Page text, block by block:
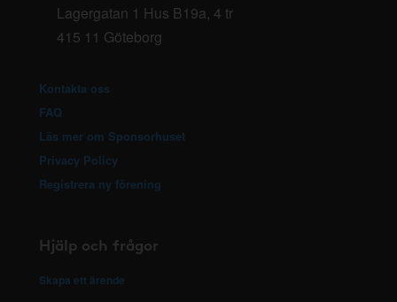
Lagergatan 1 Hus B19a, 4 tr
415 11 Göteborg
Kontakta oss
FAQ
Läs mer om Sponsorhuset
Privacy Policy
Registrera ny förening
Hjälp och frågor
Skapa ett ärende